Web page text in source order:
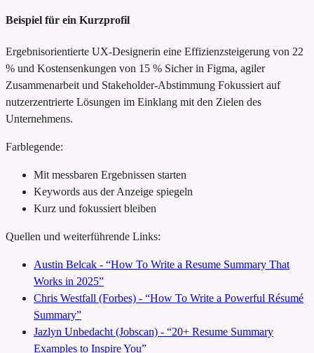
Beispiel für ein Kurzprofil
Ergebnisorientierte UX-Designerin eine Effizienzsteigerung von 22
% und Kostensenkungen von 15 % Sicher in Figma, agiler
Zusammenarbeit und Stakeholder-Abstimmung Fokussiert auf
nutzerzentrierte Lösungen im Einklang mit den Zielen des
Unternehmens.
Farblegende:
Mit messbaren Ergebnissen starten
Keywords aus der Anzeige spiegeln
Kurz und fokussiert bleiben
Quellen und weiterführende Links:
Austin Belcak - “How To Write a Resume Summary That
Works in 2025”
Chris Westfall (Forbes) - “How To Write a Powerful Résumé
Summary”
Jazlyn Unbedacht (Jobscan) - “20+ Resume Summary
Examples to Inspire You”